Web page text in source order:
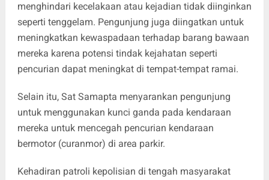
menghindari kecelakaan atau kejadian tidak diinginkan
seperti tenggelam. Pengunjung juga diingatkan untuk
meningkatkan kewaspadaan terhadap barang bawaan
mereka karena potensi tindak kejahatan seperti
pencurian dapat meningkat di tempat-tempat ramai.
Selain itu, Sat Samapta menyarankan pengunjung
untuk menggunakan kunci ganda pada kendaraan
mereka untuk mencegah pencurian kendaraan
bermotor (curanmor) di area parkir.
Kehadiran patroli kepolisian di tengah masyarakat